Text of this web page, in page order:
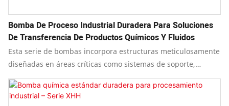
Bomba De Proceso Industrial Duradera Para Soluciones
De Transferencia De Productos Químicos Y Fluidos
Esta serie de bombas incorpora estructuras meticulosamente
diseñadas en áreas críticas como sistemas de soporte,
conexiones, cojinetes y mecanismos de enfriamiento.